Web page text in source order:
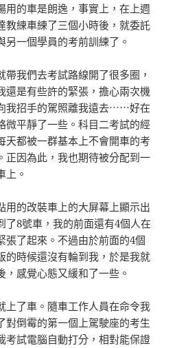
用的車是朗逸，事實上，在上週
教練車練了三個小時後，就委託
另一個學員的考前訓練了。
我們去考試路線開了很多圈，
還是有些許的緊張，擔心兩次機
我招手的駕照離我遠去⋯⋯好在
微平靜了一些。科目二考試的經
天都被一群基本上不會開車的考
正因為此，我也期待被分配到一
上。
用的改裝車上的大屏幕上顯示出
了8號車，我的前面還有4個人在
張了起來。不過由於前面的4個
的時候還沒有輪到我，於是我就
，感覺心態又緩和了一些。
上了車。隨車工作人員在命令我
對倒霉的第一個上駕駛座的考生
考試電腦自動打分，相對能保證